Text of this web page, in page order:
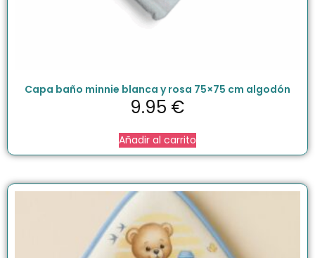
Capa baño minnie blanca y rosa 75×75 cm algodón
9.95 €
Añadir al carrito